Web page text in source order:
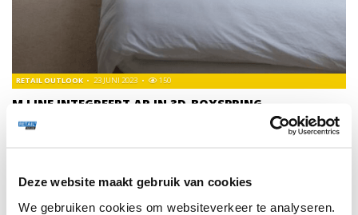
Deze website maakt gebruik van cookies
We gebruiken cookies om websiteverkeer te analyseren.
M LINE INTEGREERT AR IN 3D-BOXSPRING
CONFIGURATOR
RETAIL OUTLOOK 23 JUNI 2023 150
Matrassen- en slaapsystemenspecialist M Line heeft
configurator.